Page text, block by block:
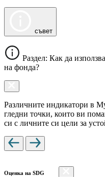
съвет
Раздел: Как да
на фонда?
Различните индикатори в
гледни точки, които ви
си с личните си цели за
Оценка на SDG